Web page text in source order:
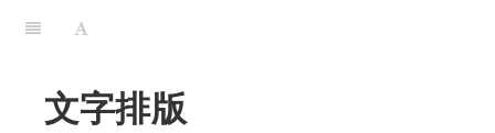
文字排版